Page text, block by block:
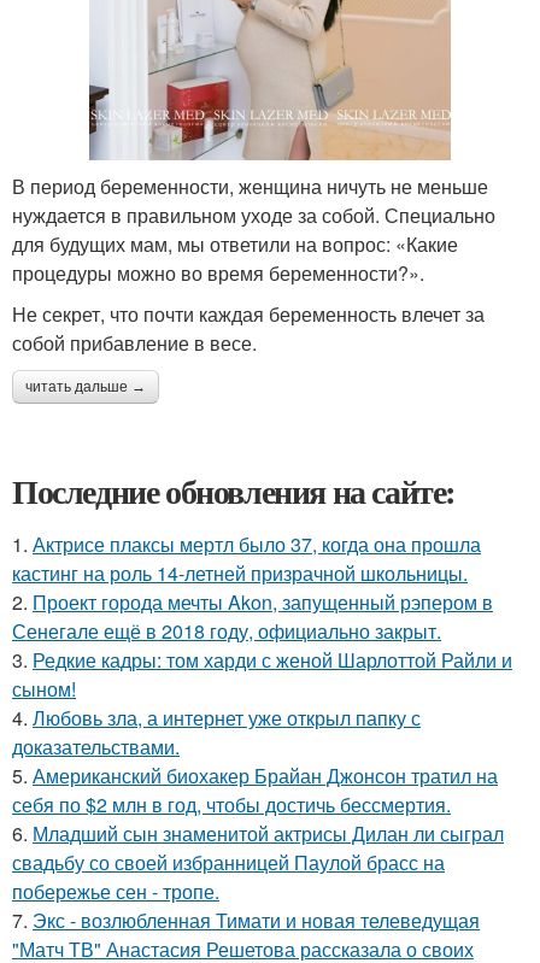
В период беременности, женщина ничуть не меньше
нуждается в правильном уходе за собой. Специально
для будущих мам, мы ответили на вопрос: «Какие
процедуры можно во время беременности?».
Не секрет, что почти каждая беременность влечет за
собой прибавление в весе.
читать дальше →
Последние обновления на сайте:
1. Актрисе плаксы мертл было 37, когда она прошла
кастинг на роль 14-летней призрачной школьницы.
2. Проект города мечты Akon, запущенный рэпером в
Сенегале ещё в 2018 году, официально закрыт.
3. Редкие кадры: том харди с женой Шарлоттой Райли и
сыном!
4. Любовь зла, а интернет уже открыл папку с
доказательствами.
5. Американский биохакер Брайан Джонсон тратил на
себя по $2 млн в год, чтобы достичь бессмертия.
6. Младший сын знаменитой актрисы Дилан ли сыграл
свадьбу со своей избранницей Паулой брасс на
побережье сен - тропе.
7. Экс - возлюбленная Тимати и новая телеведущая
"Матч ТВ" Анастасия Решетова рассказала о своих